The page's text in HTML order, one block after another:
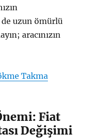
de uzun ömürlü
aracınızın
Takma
Fiat
Değişimi